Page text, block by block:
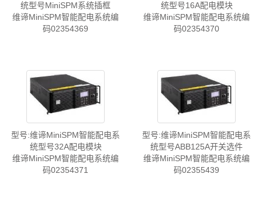
统型号MiniSPM系统插框
维谛MiniSPM智能配电系统编
码02354369
统型号16A配电模块
维谛MiniSPM智能配电系统编
码02354370
型号:维谛MiniSPM智能配电系
统型号32A配电模块
维谛MiniSPM智能配电系统编
码02354371
型号:维谛MiniSPM智能配电系
统型号ABB125A开关选件
维谛MiniSPM智能配电系统编
码02355439